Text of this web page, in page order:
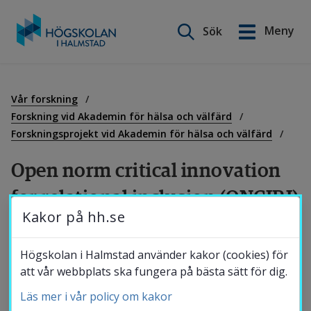
innehåll
Sök
Meny
Vår forskning
Forskning vid Akademin för hälsa och välfärd
Forskningsprojekt vid Akademin för hälsa och välfärd
Open norm critical innovation
for relational inclusion (ONCIRI)
Det övergripande syftet med projektet var
att gemensamt utveckla och utvärdera
idrottsredskap för barn med och utan
funktionsnedsättningar genom samverkan
English
Utbildning
Forskning
Samverkan
Om Högskolan
Kakor på hh.se
Högskolan i Halmstad använder kakor (cookies) för
att vår webbplats ska fungera på bästa sätt för dig.
Läs mer i vår policy om kakor